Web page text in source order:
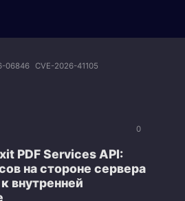
06846 CVE-2026-41105
0
PDF Services API:
на стороне сервера
внутренней